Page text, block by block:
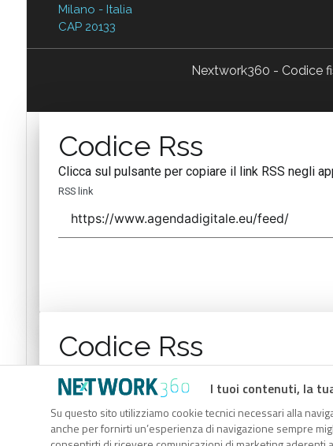
I tuoi contenuti, la
Su questo sito utilizziamo cookie tecnici necessari alla
anche per fornirti un’esperienza di navigazione sempre
Milano - Italia
CAP 20133
Nextwork360 - Codice
Codice Rss
Clicca sul pulsante per copiare il link RSS negli
RSS link
Codice Rss
RSS link